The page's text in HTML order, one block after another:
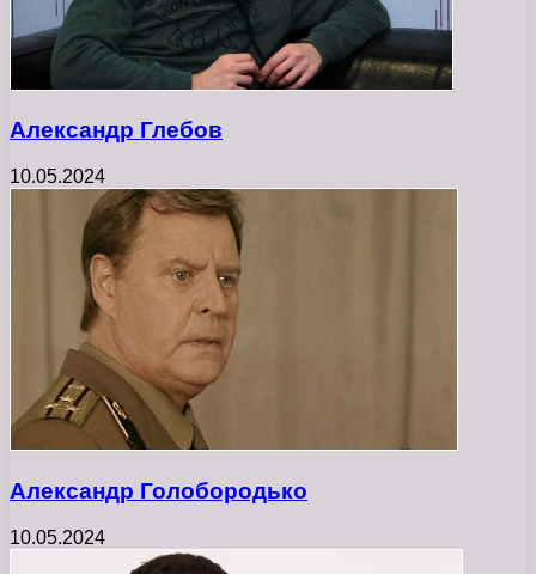
Александр Глебов
10.05.2024
Александр Голобородько
10.05.2024